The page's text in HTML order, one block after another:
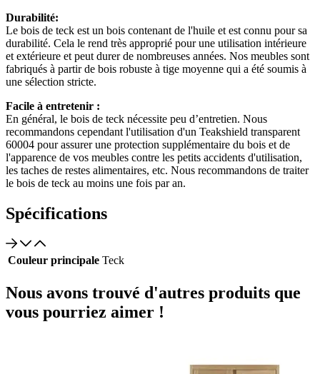
Durabilité:
Le bois de teck est un bois contenant de l'huile et est connu pour sa
durabilité. Cela le rend très approprié pour une utilisation intérieure
et extérieure et peut durer de nombreuses années. Nos meubles sont
fabriqués à partir de bois robuste à tige moyenne qui a été soumis à
une sélection stricte.
Facile à entretenir :
En général, le bois de teck nécessite peu d’entretien. Nous
recommandons cependant l'utilisation d'un Teakshield transparent
60004 pour assurer une protection supplémentaire du bois et de
l'apparence de vos meubles contre les petits accidents d'utilisation,
les taches de restes alimentaires, etc. Nous recommandons de traiter
le bois de teck au moins une fois par an.
Spécifications
Couleur principale Teck
Nous avons trouvé d'autres produits que
vous pourriez aimer !